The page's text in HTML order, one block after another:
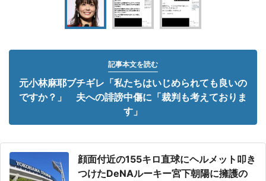
記事本文を読む
元小林麻耶ブチギレ「私たちはいじめられても良いの
ですか？」 夫への誹謗中傷に「裁判も考えておりま
す」
顔面付近の155キロ直球にヘルメット叩き
つけたDeNAルーキー宮下朝陽に擁護の